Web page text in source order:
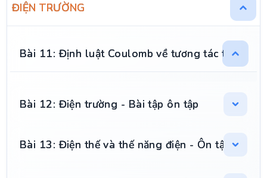
ĐIỆN TRƯỜNG
Bài 11: Định luật Coulomb về tương tác tĩnh
Bài 12: Điện trường - Bài tập ôn tập
Bài 13: Điện thế và thế năng điện - Ôn tập trắc